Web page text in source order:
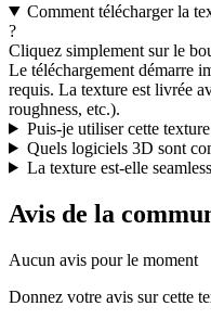
Comment télécharger la
?
Cliquez simplement sur le
Le téléchargement démarre
requis. La texture est livrée
roughness, etc.).
Puis-je utiliser cette
Quels logiciels 3D sont
La texture est-elle
Avis de la
Aucun avis pour le moment
Donnez votre avis sur cette